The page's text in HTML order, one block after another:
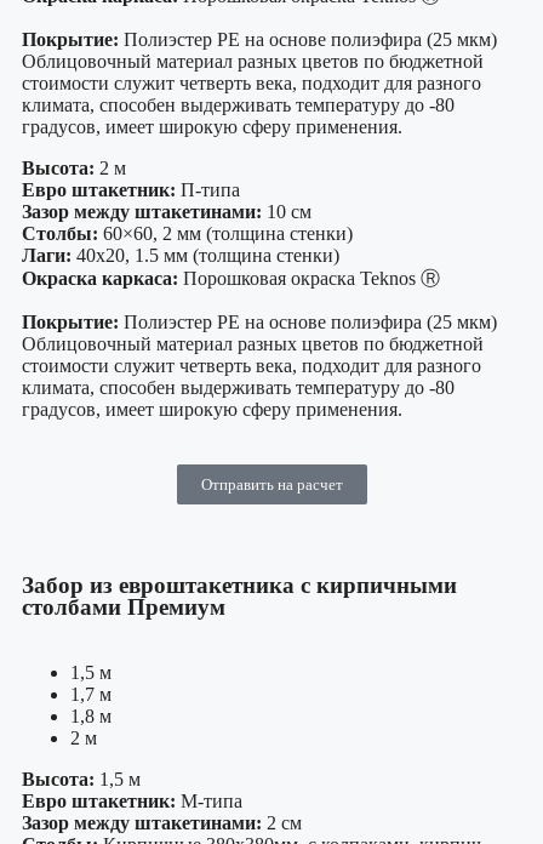
Покрытие: Полиэстер PE на основе полиэфира (25 мкм)
Облицовочный материал разных цветов по бюджетной
стоимости служит четверть века, подходит для разного
климата, способен выдерживать температуру до -80
градусов, имеет широкую сферу применения.
Высота: 2 м
Евро штакетник: П-типа
Зазор между штакетинами: 10 см
Столбы: 60×60, 2 мм (толщина стенки)
Лаги: 40х20, 1.5 мм (толщина стенки)
Окраска каркаса: Порошковая окраска Teknos Ⓡ
Покрытие: Полиэстер PE на основе полиэфира (25 мкм)
Облицовочный материал разных цветов по бюджетной
стоимости служит четверть века, подходит для разного
климата, способен выдерживать температуру до -80
градусов, имеет широкую сферу применения.
Отправить на расчет
Забор из евроштакетника с кирпичными
столбами Премиум
1,5 м
1,7 м
1,8 м
2 м
Высота: 1,5 м
Евро штакетник: М-типа
Зазор между штакетинами: 2 см